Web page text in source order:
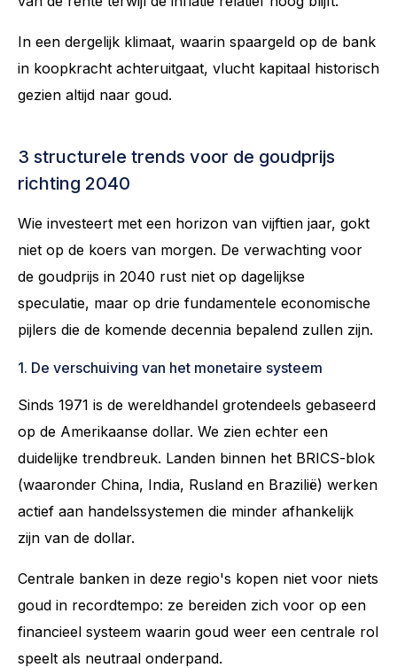
In een dergelijk klimaat, waarin spaargeld op de bank
in koopkracht achteruitgaat, vlucht kapitaal historisch
gezien altijd naar goud.
3 structurele trends voor de goudprijs
richting 2040
Wie investeert met een horizon van vijftien jaar, gokt
niet op de koers van morgen. De verwachting voor
de goudprijs in 2040 rust niet op dagelijkse
speculatie, maar op drie fundamentele economische
pijlers die de komende decennia bepalend zullen zijn.
1. De verschuiving van het monetaire systeem
Sinds 1971 is de wereldhandel grotendeels gebaseerd
op de Amerikaanse dollar. We zien echter een
duidelijke trendbreuk. Landen binnen het BRICS-blok
(waaronder China, India, Rusland en Brazilië) werken
actief aan handelssystemen die minder afhankelijk
zijn van de dollar.
Centrale banken in deze regio's kopen niet voor niets
goud in recordtempo: ze bereiden zich voor op een
financieel systeem waarin goud weer een centrale rol
speelt als neutraal onderpand.